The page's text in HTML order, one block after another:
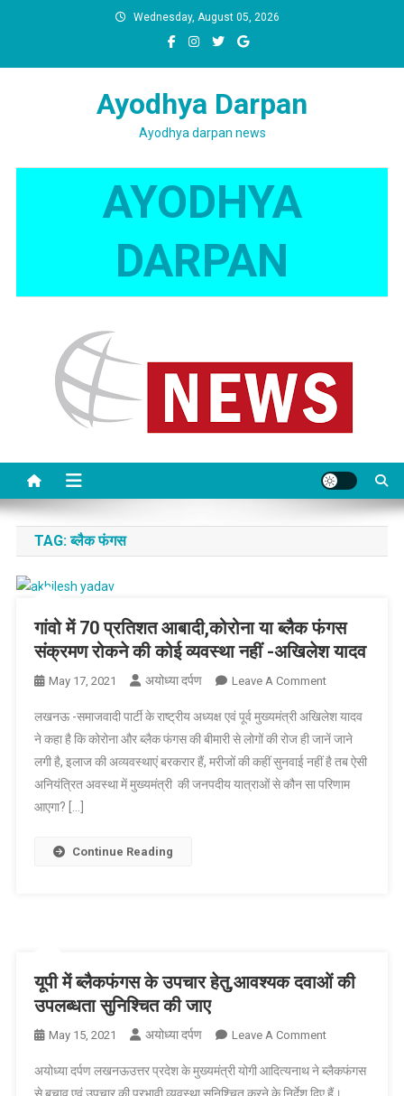
Wednesday, August 05, 2026
Ayodhya Darpan
Ayodhya darpan news
AYODHYA
DARPAN
TAG:ब्लैक फंगस
गांवो में 70 प्रतिशत आबादी,कोरोना या ब्लैक फंगस
संक्रमण रोकने की कोई व्यवस्था नहीं -अखिलेश यादव
May 17, 2021 अयोध्या दर्पण Leave A CommentOn
में
70
प्रतिशत
आबादी,कोरोना
नहीं
-अखिलेश
लखनऊ -समाजवादी पार्टी के राष्ट्रीय अध्यक्ष एवं पूर्व मुख्यमंत्री अखिलेश यादव
ने कहा है कि कोरोना और ब्लैक फंगस की बीमारी से लोगों की रोज ही जानें जाने
लगी है, इलाज की अव्यवस्थाएं बरकरार हैं, मरीजों की कहीं सुनवाई नहीं है तब ऐसी
अनियंत्रित अवस्था में मुख्यमंत्री की जनपदीय यात्राओं से कौन सा परिणाम
आएगा? […]
Continue Reading
यूपी में ब्लैकफंगस के उपचार हेतु,आवश्यक दवाओं की
उपलब्धता सुनिश्चित की जाए
May 15, 2021 अयोध्या दर्पण Leave A CommentOn
में
अयोध्या दर्पण लखनऊउत्तर प्रदेश के मुख्यमंत्री योगी आदित्यनाथ ने ब्लैकफंगस
से बचाव एवं उपचार की प्रभावी व्यवस्था सुनिश्चित करने के निर्देश दिए हैं।